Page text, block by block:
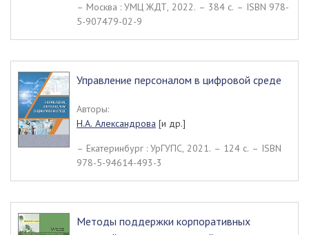
– Москва : УМЦ ЖДТ, 2022. – 384 c. – ISBN 978-
5-907479-02-9
Управление персоналом в цифровой среде
Авторы:
Н.А. Александрова [и др.]
– Екатеринбург : УрГУПС, 2021. – 124 c. – ISBN
978-5-94614-493-3
Методы поддержки корпоративных